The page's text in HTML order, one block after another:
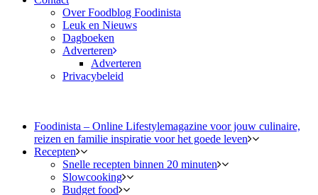
Over Foodblog Foodinista
Leuk en Nieuws
Dagboeken
Adverteren
Adverteren
Privacybeleid
Foodinista – Online Lifestylemagazine voor jouw culinaire,
reizen en familie inspiratie voor het goede leven
Recepten
Snelle recepten binnen 20 minuten
Slowcooking
Budget food